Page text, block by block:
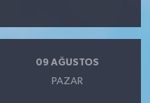
09 AĞUSTOS
PAZAR